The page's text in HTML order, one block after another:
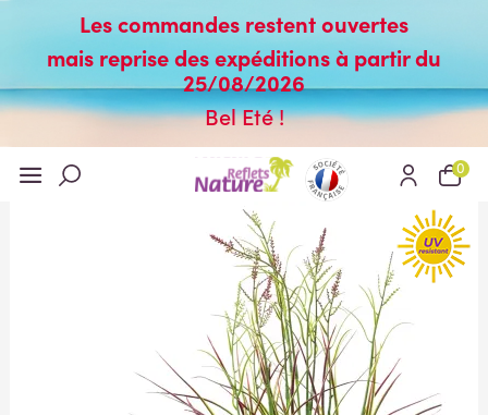
Les commandes restent ouvertes
mais reprise des expéditions à partir du
25/08/2026
Bel Eté !
0